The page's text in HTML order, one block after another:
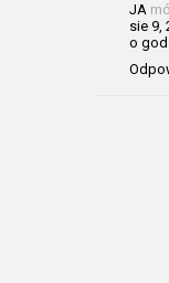
JA
sie 9,
o